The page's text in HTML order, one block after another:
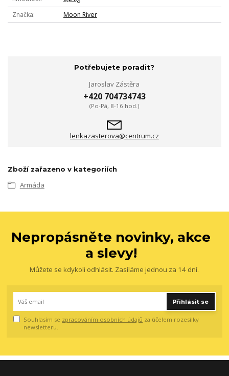
Značka
Moon River
Potřebujete poradit?
Jaroslav Zástěra
+420 704734743
(Po-Pá, 8-16 hod.)
lenkazasterova@centrum.cz
Zboží zařazeno v kategoriích
Armáda
Nepropásněte novinky, akce
a slevy!
Můžete se kdykoli odhlásit. Zasíláme jednou za 14 dní.
Přihlásit se
Souhlasím se zpracováním osobních údajů za účelem rozesílky
newsletteru.